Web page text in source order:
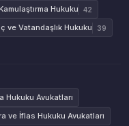
Hukuku 42
ve Vatandaşlık Hukuku 39
Hukuku Avukatları
ve İflas Hukuku Avukatları